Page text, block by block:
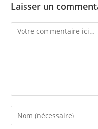
Laisser un
Comment
Enter
your